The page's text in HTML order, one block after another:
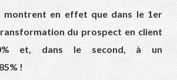
montrent en effet que dans le 1er
du prospect en client
et, dans le second, à un
!